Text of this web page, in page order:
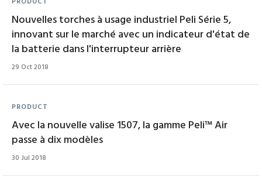
Nouvelles torches à usage industriel Peli Série 5,
innovant sur le marché avec un indicateur d'état de
la batterie dans l'interrupteur arrière
29 Oct 2018
PRODUCT
Avec la nouvelle valise 1507, la gamme Peli™ Air
passe à dix modèles
30 Jul 2018